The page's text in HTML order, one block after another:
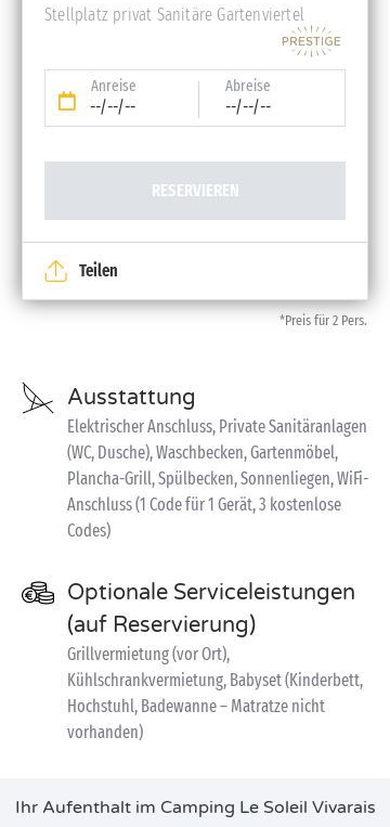
Stellplatz privat Sanitäre Gartenviertel
Anreise
--/--/--
Abreise
--/--/--
RESERVIEREN
*Preis für 2 Pers.
Teilen
Ausstattung
Elektrischer Anschluss, Private Sanitäranlagen
(WC, Dusche), Waschbecken, Gartenmöbel,
Plancha-Grill, Spülbecken, Sonnenliegen, WiFi-
Anschluss (1 Code für 1 Gerät, 3 kostenlose
Codes)
Optionale Serviceleistungen
(auf Reservierung)
Grillvermietung (vor Ort),
Kühlschrankvermietung, Babyset (Kinderbett,
Hochstuhl, Badewanne – Matratze nicht
vorhanden)
Ihr Aufenthalt im Camping Le Soleil Vivarais